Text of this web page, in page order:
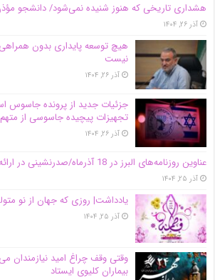
هشداری تاریخی که هنوز شنیده نمی‌شود/ دانشجو
آذر ۲۶, ۱۴۰۴
هیچ توسعه پایداری بدون
نیست
آذر ۲۶, ۱۴۰۴
جزئیات جدید از پرونده جاسوس
تجهیزات پیچیده جاسوسی از متهم
آذر ۲۶, ۱۴۰۴
عناوین روزنامه‌های البرز در ‌18 آذرماه/صدرنشینی در ارائه خدمات زایمان بی‌درد
آذر ۲۵, ۱۴۰۴
یادداشت| روزی که جهان از نو
آذر ۲۵, ۱۴۰۴
وقتی وقف چراغ امید نیازمندان
بیماران کلیوی ایستاد